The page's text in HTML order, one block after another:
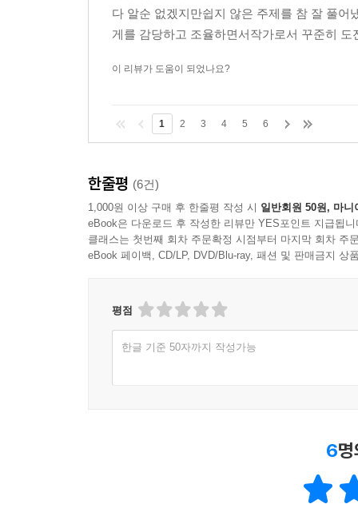
다 알순 없겠지만쉽지 않은 주제를 참 잘 풀
게를 감당하고 조율하면서작가로서 꾸준히
이 리뷰가 도움이 되었나요?
1 2 3 4 5 6
한줄평 (6건)
1,000원 이상 구매 후 한줄평 작성 시 일반회원 50원, 마니
eBook은 다운로드 후 작성한 리뷰만 YES포인트 지급됩니
클래스는 첫번째 회차 주문확정 시점부터 마지막 회차 주
eBook 페이백, CD/LP, DVD/Blu-ray, 패션 및 판매금지 상
평점
한글 기준 50자까지 작성가능
6